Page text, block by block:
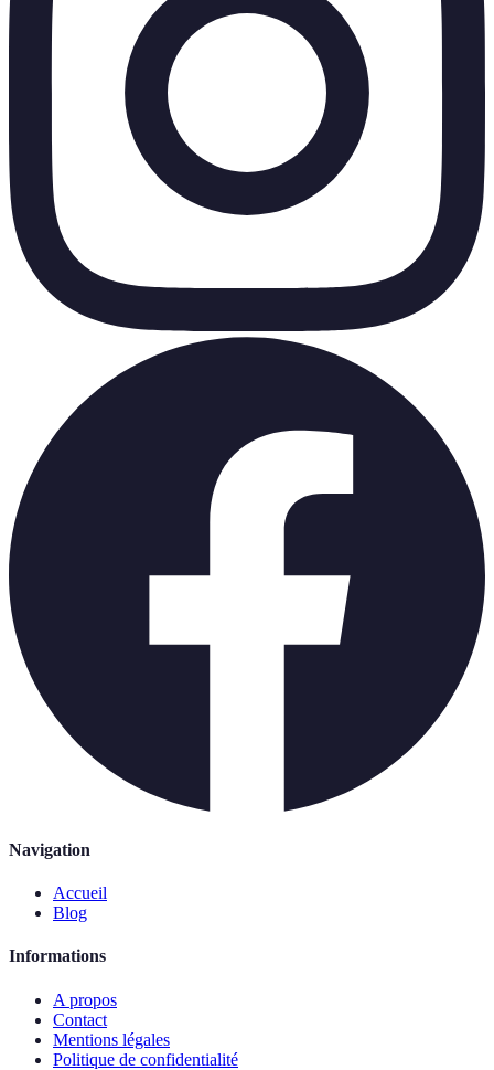
Navigation
Accueil
Blog
Informations
A propos
Contact
Mentions légales
Politique de confidentialité